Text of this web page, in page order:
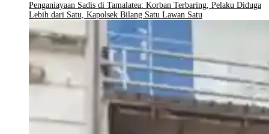
Penganiayaan Sadis di Tamalatea: Korban Terbaring, Pelaku Diduga
Lebih dari Satu, Kapolsek Bilang Satu Lawan Satu